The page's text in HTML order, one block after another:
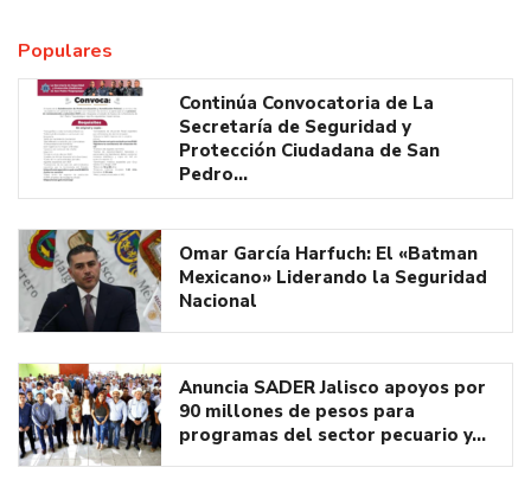
Populares
Continúa Convocatoria de La
Secretaría de Seguridad y
Protección Ciudadana de San
Pedro…
Omar García Harfuch: El «Batman
Mexicano» Liderando la Seguridad
Nacional
Anuncia SADER Jalisco apoyos por
90 millones de pesos para
programas del sector pecuario y…